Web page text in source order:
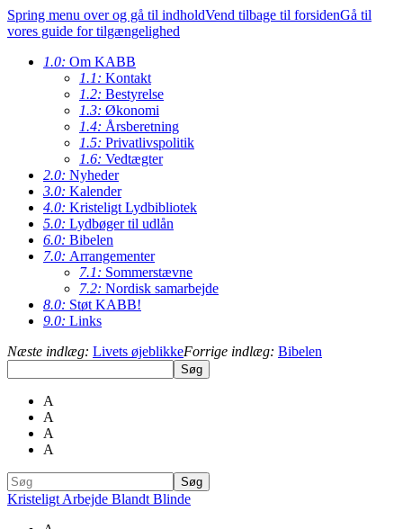
Spring menu over og gå til indholdVend tilbage til forsidenGå til
vores guide for tilgængelighed
1.0: Om KABB
1.1: Kontakt
1.2: Bestyrelse
1.3: Økonomi
1.4: Årsberetning
1.5: Privatlivspolitik
1.6: Vedtægter
2.0: Nyheder
3.0: Kalender
4.0: Kristeligt Lydbibliotek
5.0: Lydbøger til udlån
6.0: Bibelen
7.0: Arrangementer
7.1: Sommerstævne
7.2: Nordisk samarbejde
8.0: Støt KABB!
9.0: Links
Næste indlæg: Livets øjeblikkeForrige indlæg: Bibelen
A
A
A
A
Kristeligt Arbejde Blandt Blinde